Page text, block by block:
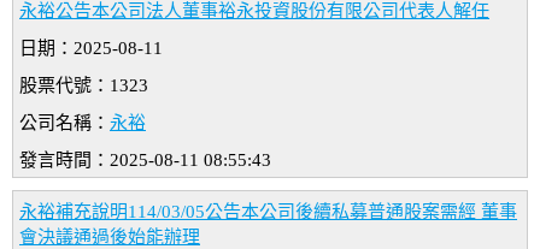
永裕公告本公司法人董事裕永投資股份有限公司代表人解任
日期：2025-08-11
股票代號：1323
公司名稱： 永裕
發言時間：2025-08-11 08:55:43
永裕補充說明114/03/05公告本公司後續私募普通股案需經 董事
會決議通過後始能辦理